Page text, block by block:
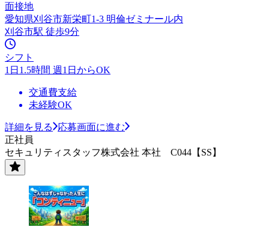
面接地
愛知県刈谷市新栄町1-3 明倫ゼミナール内
刈谷市駅 徒歩9分
シフト
1日1.5時間 週1日からOK
交通費支給
未経験OK
詳細を見る
応募画面に進む
正社員
セキュリティスタッフ株式会社 本社 C044【SS】